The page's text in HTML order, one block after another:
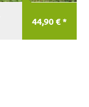
44,90 € *